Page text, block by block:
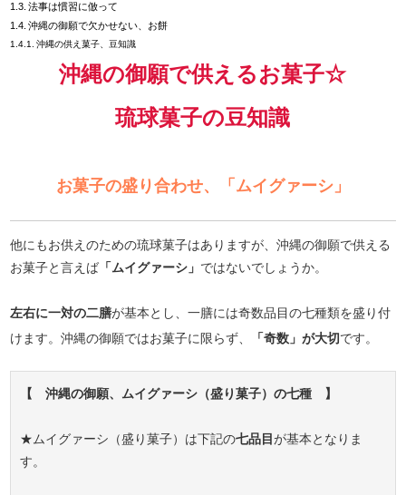
法事は慣習に倣って
沖縄の御願で欠かせない、お餅
沖縄の供え菓子、豆知識
沖縄の御願で供えるお菓子☆
琉球菓子の豆知識
お菓子の盛り合わせ、「ムイグァーシ」
他にもお供えのための琉球菓子はありますが、沖縄の御願で供える
お菓子と言えば 「ムイグァーシ」 ではないでしょうか。
左右に一対の二膳が基本とし、一膳には奇数品目の七種類を盛り付
けます。沖縄の御願ではお菓子に限らず、
「奇数」が大切です。
【 沖縄の御願、ムイグァーシ（盛り菓子）の七種 】
★ムイグァーシ（盛り菓子）は下記の七品目が基本となりま
す。